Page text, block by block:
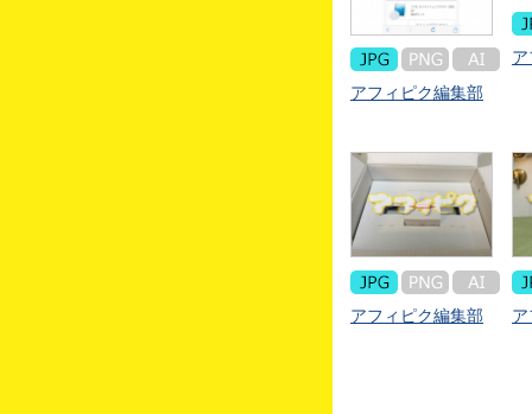
アフィピク編集部
アフィピク編集部